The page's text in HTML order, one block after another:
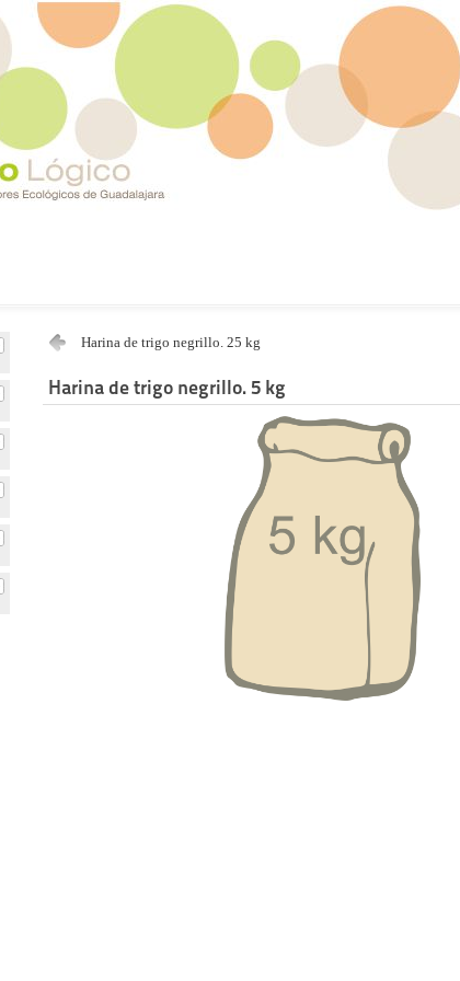
Harina de trigo negrillo. 25 kg
Harina de trigo negrillo. 5 kg